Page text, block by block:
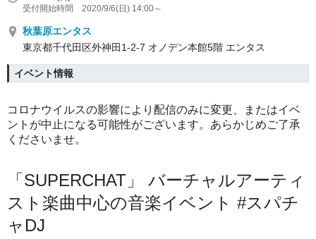
受付開始時間 2020/9/6(日) 14:00～
秋葉原エンタス
東京都千代田区外神田1-2-7 オノデン本館5階 エンタス
イベント情報
コロナウイルスの影響により配信のみに変更、またはイベ
ントが中止になる可能性がございます。あらかじめご了承
くださいませ。
「SUPERCHAT」 バーチャルアーティ
スト楽曲中心の音楽イベント #スパチ
ャDJ